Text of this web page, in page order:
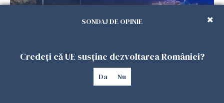
Accident cumplit în Italia. Un român de 21 de
ani e acuzat că a intrat pe contrasens și a
omorât doi oameni
SONDAJ DE OPINIE
Credeți că UE susține dezvoltarea României?
Da Nu